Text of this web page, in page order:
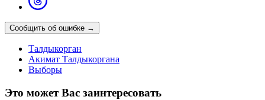
Сообщить об ошибке →
Талдыкорган
Акимат Талдыкоргана
Выборы
Это может Вас заинтересовать